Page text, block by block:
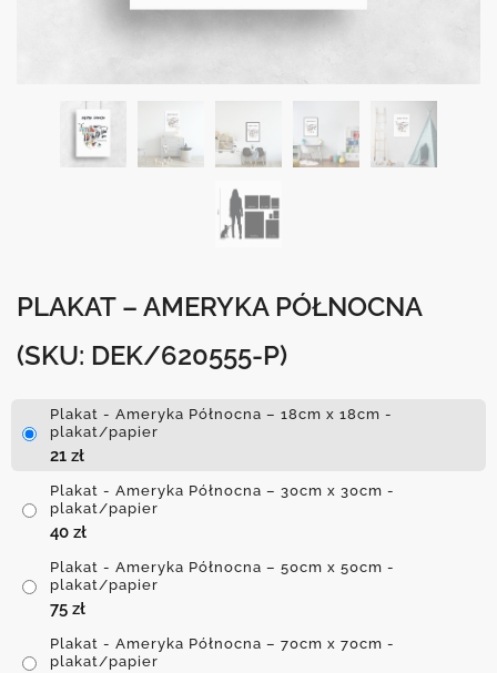
PLAKAT – AMERYKA PÓŁNOCNA
(SKU: DEK/620555-P)
Plakat - Ameryka Północna – 18cm x 18cm -
plakat/papier
21 zł
Plakat - Ameryka Północna – 30cm x 30cm -
plakat/papier
40 zł
Plakat - Ameryka Północna – 50cm x 50cm -
plakat/papier
75 zł
Plakat - Ameryka Północna – 70cm x 70cm -
plakat/papier